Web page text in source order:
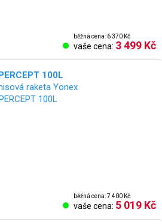
běžná cena: 6 370 Kč
vaše cena: 3 499 Kč
100L
běžná cena: 7 400 Kč
vaše cena: 5 019 Kč